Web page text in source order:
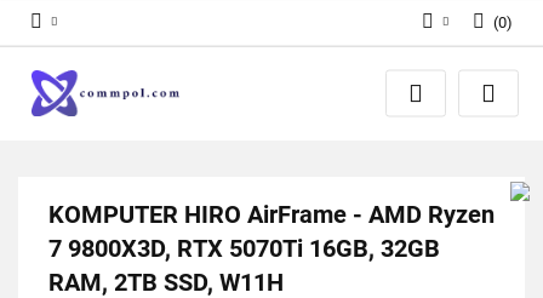
Zaloguj się
Zarejestruj się
(0)
KOMPUTER HIRO AirFrame - AMD Ryzen
7 9800X3D, RTX 5070Ti 16GB, 32GB
RAM, 2TB SSD, W11H